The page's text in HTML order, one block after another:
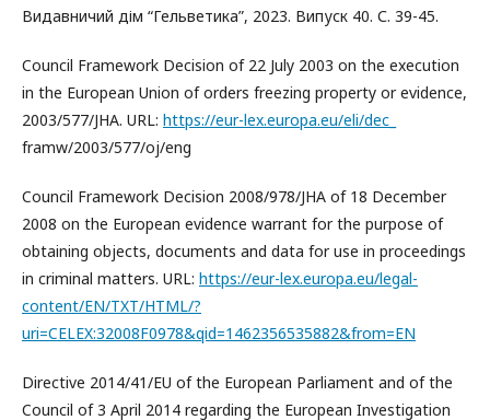
Видавничий дім “Гельветика”, 2023. Випуск 40. С. 39-45.
Council Framework Decision of 22 July 2003 on the execution
in the European Union of orders freezing property or evidence,
2003/577/JHA. URL: https://eur-lex.europa.eu/eli/dec_
framw/2003/577/oj/eng
Council Framework Decision 2008/978/JHA of 18 December
2008 on the European evidence warrant for the purpose of
obtaining objects, documents and data for use in proceedings
in criminal matters. URL: https://eur-lex.europa.eu/legal-
content/EN/TXT/HTML/?
uri=CELEX:32008F0978&qid=1462356535882&from=EN
Directive 2014/41/EU of the European Parliament and of the
Council of 3 April 2014 regarding the European Investigation